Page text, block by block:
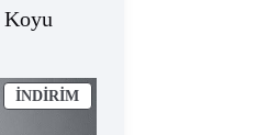
Koyu
İNDIRIMİNDIRIMDEKI
ÜRÜN